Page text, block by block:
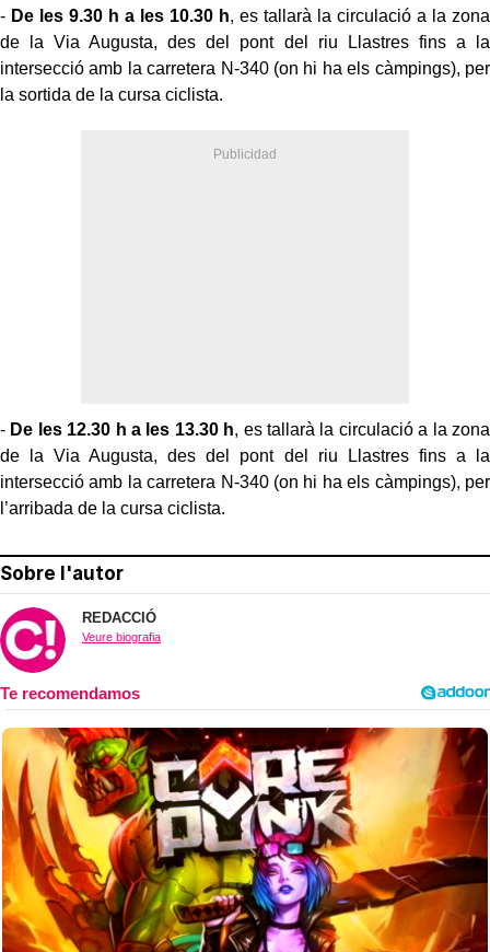
- De les 9.30 h a les 10.30 h, es tallarà la circulació a la zona
de la Via Augusta, des del pont del riu Llastres fins a la
intersecció amb la carretera N-340 (on hi ha els càmpings), per
la sortida de la cursa ciclista.
- De les 12.30 h a les 13.30 h, es tallarà la circulació a la zona
de la Via Augusta, des del pont del riu Llastres fins a la
intersecció amb la carretera N-340 (on hi ha els càmpings), per
l’arribada de la cursa ciclista.
Sobre l'autor
REDACCIÓ
Veure biografia